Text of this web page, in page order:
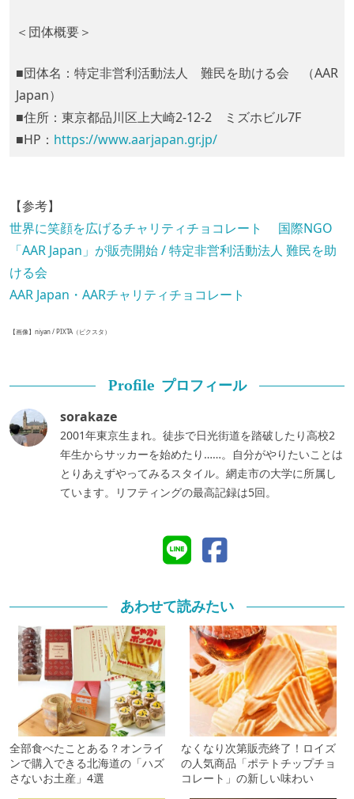
＜団体概要＞
■団体名：特定非営利活動法人 難民を助ける会 （AAR
Japan）
■住所：東京都品川区上大崎2-12-2 ミズホビル7F
■HP： https://www.aarjapan.gr.jp/
【参考】
世界に笑顔を広げるチャリティチョコレート 国際NGO
「AAR Japan」が販売開始 / 特定非営利活動法人 難民を助
ける会
AAR Japan・AARチャリティチョコレート
【画像】niyan / PIXTA（ピクスタ）
Profile プロフィール
sorakaze
2001年東京生まれ。徒歩で日光街道を踏破したり高校2
年生からサッカーを始めたり……。自分がやりたいことは
とりあえずやってみるスタイル。網走市の大学に所属し
ています。リフティングの最高記録は5回。
あわせて読みたい
全部食べたことある？オンライ
ンで購入できる北海道の「ハズ
さないお土産」4選
なくなり次第販売終了！ロイズ
の人気商品「ポテトチップチョ
コレート」の新しい味わい